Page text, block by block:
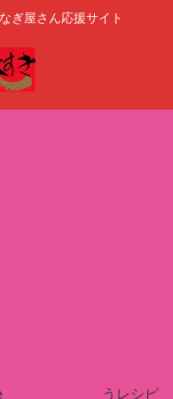
ぎ屋さん応援サイト
うレシピ